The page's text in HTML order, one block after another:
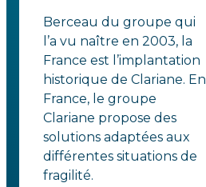
Berceau du groupe qui
l’a vu naître en 2003, la
France est l’implantation
historique de Clariane. En
France, le groupe
Clariane propose des
solutions adaptées aux
différentes situations de
fragilité.